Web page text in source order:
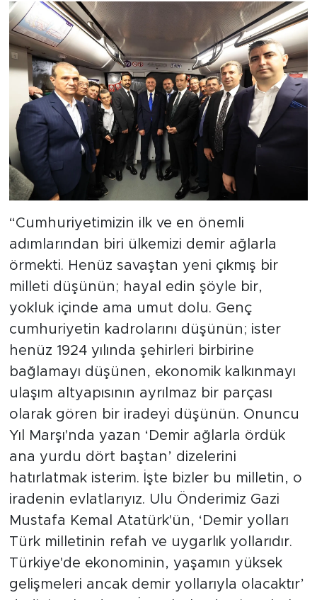
“Cumhuriyetimizin ilk ve en önemli
adımlarından biri ülkemizi demir ağlarla
örmekti. Henüz savaştan yeni çıkmış bir
milleti düşünün; hayal edin şöyle bir,
yokluk içinde ama umut dolu. Genç
cumhuriyetin kadrolarını düşünün; ister
henüz 1924 yılında şehirleri birbirine
bağlamayı düşünen, ekonomik kalkınmayı
ulaşım altyapısının ayrılmaz bir parçası
olarak gören bir iradeyi düşünün. Onuncu
Yıl Marşı'nda yazan ‘Demir ağlarla ördük
ana yurdu dört baştan’ dizelerini
hatırlatmak isterim. İşte bizler bu milletin, o
iradenin evlatlarıyız. Ulu Önderimiz Gazi
Mustafa Kemal Atatürk'ün, ‘Demir yolları
Türk milletinin refah ve uygarlık yollarıdır.
Türkiye'de ekonominin, yaşamın yüksek
gelişmeleri ancak demir yollarıyla olacaktır’